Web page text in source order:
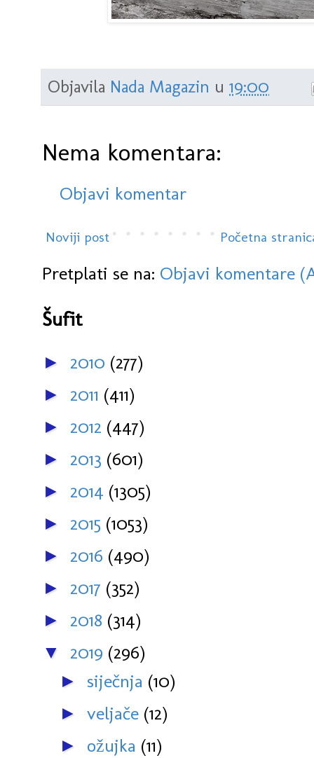
Objavila Nada Magazin u 19:00
Nema komentara:
Objavi komentar
Noviji post Početna
Pretplati se na: Objavi komentare
Šufit
► 2010 (277)
► 2011 (411)
► 2012 (447)
► 2013 (601)
► 2014 (1305)
► 2015 (1053)
► 2016 (490)
► 2017 (352)
► 2018 (314)
▼ 2019 (296)
► siječnja (10)
► veljače (12)
► ožujka (11)